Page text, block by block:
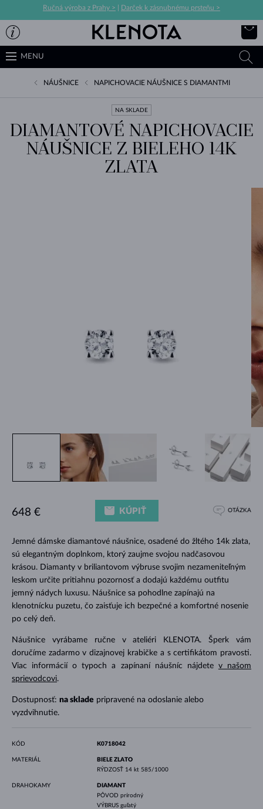
Ručná výroba z Prahy > Darček k zásnubnému prsteňu >
MENU
NÁUŠNICE NAPICHOVACIE NÁUŠNICE S DIAMANTMI
NA SKLADE
DIAMANTOVÉ NAPICHOVACIE
NÁUŠNICE Z BIELEHO 14K
ZLATA
Jemné dámske diamantové náušnice, osadené do žltého 14k zlata,
sú elegantným doplnkom, ktorý zaujme svojou nadčasovou
krásou. Diamanty v briliantovom výbruse svojim nezameniteľným
leskom určite pritiahnu pozornosť a dodajú každému outfitu
jemný nádych luxusu. Náušnice sa pohodlne zapínajú na
klenotnícku puzetu, čo zaisťuje ich bezpečné a komfortné nosenie
po celý deň.
Náušnice vyrábame ručne v ateliéri KLENOTA. Šperk vám
doručíme zadarmo v dizajnovej krabičke a s certifikátom pravosti.
Viac informácií o typoch a zapínaní náušníc nájdete v našom
sprievodcovi.
Dostupnosť: na sklade pripravené na odoslanie alebo
vyzdvihnutie.
648 € KÚPIŤ OTÁZKA
KÓD K0718042
MATERIÁL
BIELE ZLATO
RÝDZOSŤ 14 kt 585/1000
DRAHOKAMY
DIAMANT
PÔVOD prírodný
VÝBRUS guľatý